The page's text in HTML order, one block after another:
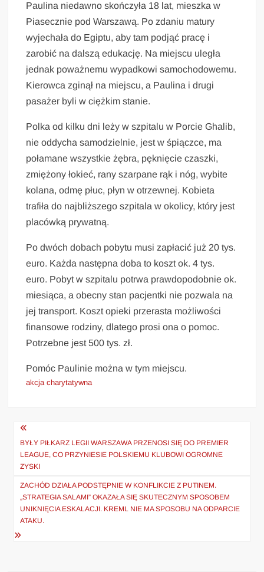
Paulina niedawno skończyła 18 lat, mieszka w
Piasecznie pod Warszawą. Po zdaniu matury
wyjechała do Egiptu, aby tam podjąć pracę i
zarobić na dalszą edukację. Na miejscu uległa
jednak poważnemu wypadkowi samochodowemu.
Kierowca zginął na miejscu, a Paulina i drugi
pasażer byli w ciężkim stanie.
Polka od kilku dni leży w szpitalu w Porcie Ghalib,
nie oddycha samodzielnie, jest w śpiączce, ma
połamane wszystkie żębra, pęknięcie czaszki,
zmiężony łokieć, rany szarpane rąk i nóg, wybite
kolana, odmę płuc, płyn w otrzewnej. Kobieta
trafiła do najbliższego szpitala w okolicy, który jest
placówką prywatną.
Po dwóch dobach pobytu musi zapłacić już 20 tys.
euro. Każda następna doba to koszt ok. 4 tys.
euro. Pobyt w szpitalu potrwa prawdopodobnie ok.
miesiąca, a obecny stan pacjentki nie pozwala na
jej transport. Koszt opieki przerasta możliwości
finansowe rodziny, dlatego prosi ona o pomoc.
Potrzebne jest 500 tys. zł.
Pomóc Paulinie można w tym miejscu.
akcja charytatywna
Nawigacja
wpisu
BYŁY PIŁKARZ LEGII WARSZAWA PRZENOSI SIĘ DO PREMIER
LEAGUE, CO PRZYNIESIE POLSKIEMU KLUBOWI OGROMNE
ZYSKI
ZACHÓD DZIAŁA PODSTĘPNIE W KONFLIKCIE Z PUTINEM.
„STRATEGIA SALAMI” OKAZAŁA SIĘ SKUTECZNYM SPOSOBEM
UNIKNIĘCIA ESKALACJI. KREML NIE MA SPOSOBU NA ODPARCIE
ATAKU.